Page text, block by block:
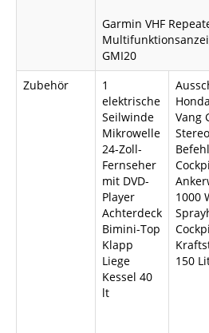
Garmin VHF
GMI20
Zubehör
1
elektrische
Seilwinde
Mikrowelle
24-Zoll-
Fernseher
mit DVD-
Player
Achterdeck
Bimini-Top
Klapp
Liege
Kessel 40
lt
Vang
Stereo
1000
150